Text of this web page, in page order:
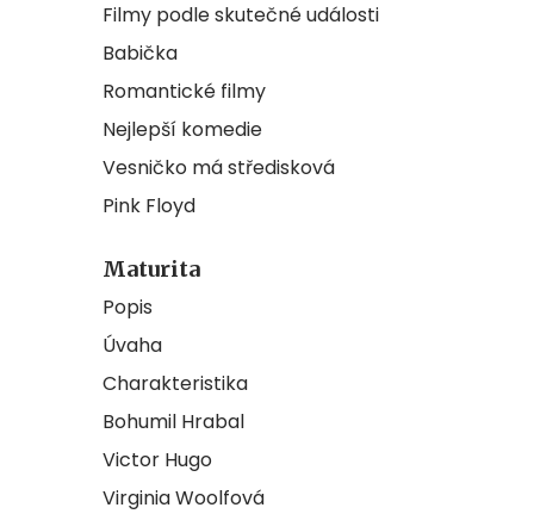
Filmy podle skutečné události
Babička
Romantické filmy
Nejlepší komedie
Vesničko má středisková
Pink Floyd
Maturita
Popis
Úvaha
Charakteristika
Bohumil Hrabal
Victor Hugo
Virginia Woolfová